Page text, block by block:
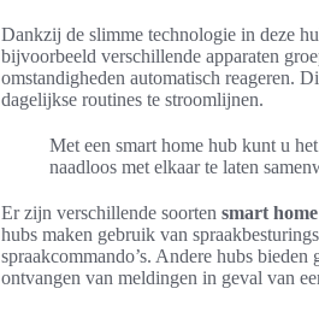
Dankzij de slimme technologie in deze
bijvoorbeeld verschillende apparaten
omstandigheden automatisch reageren.
dagelijkse routines te stroomlijnen.
Met een smart home hub kunt u
naadloos met elkaar te laten
Er zijn verschillende soorten smart
hubs maken gebruik van
spraakcommando’s. Andere hubs
ontvangen van meldingen in geval van